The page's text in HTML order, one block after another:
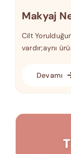
Makyaj
Cilt
vardır;aynı
Devamı